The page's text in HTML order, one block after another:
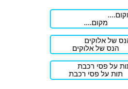
מקום....
הנס של אלוקים
תות על פסי רכבת